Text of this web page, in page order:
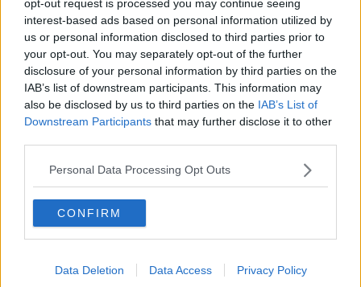
opt-out request is processed you may continue seeing
interest-based ads based on personal information utilized by
us or personal information disclosed to third parties prior to
your opt-out. You may separately opt-out of the further
disclosure of your personal information by third parties on the
IAB’s list of downstream participants. This information may
also be disclosed by us to third parties on the IAB’s List of
Downstream Participants that may further disclose it to other
Personal Data Processing Opt Outs
CONFIRM
Data Deletion Data Access Privacy Policy